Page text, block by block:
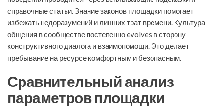
справочные статьи. Знание законов площадки помогает
избежать недоразумений и лишних трат времени. Культура
общения в сообществе постепенно evolves в сторону
конструктивного диалога и взаимопомощи. Это делает
пребывание на ресурсе комфортным и безопасным.
Сравнительный анализ
параметров площадки